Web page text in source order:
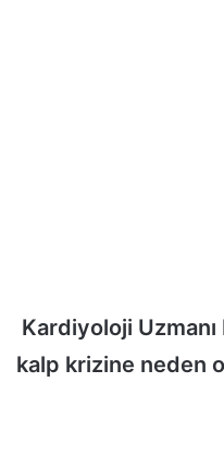
Kardiyoloji
kalp krizine neden